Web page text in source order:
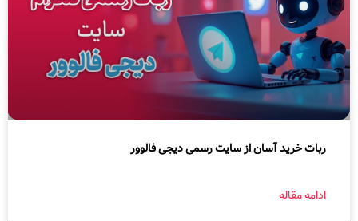
ربات خرید آسان از سایت رسمی دیجی فالوور
ادامه مقاله